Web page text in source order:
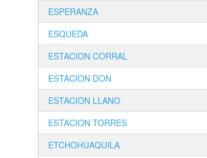
ESPERANZA
ESQUEDA
ESTACION CORRAL
ESTACION DON
ESTACION LLANO
ESTACION TORRES
ETCHOHUAQUILA